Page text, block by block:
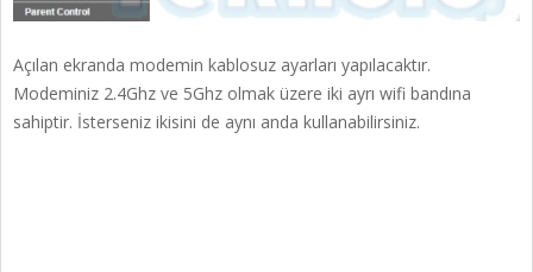
Açılan ekranda modemin kablosuz ayarları yapılacaktır.
Modeminiz 2.4Ghz ve 5Ghz olmak üzere iki ayrı wifi bandına
sahiptir. İsterseniz ikisini de aynı anda kullanabilirsiniz.